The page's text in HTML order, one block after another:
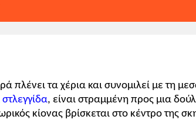
πλένει τα χέρια και συνομιλεί με τη
στλεγγίδα, είναι στραμμένη προς μια
κίονας βρίσκεται στο κέντρο της